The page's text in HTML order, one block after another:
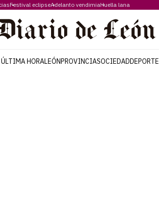
Festival eclipseAdelanto vendimiaHuella lana
ÚLTIMA HORALEÓNPROVINCIASOCIEDAD